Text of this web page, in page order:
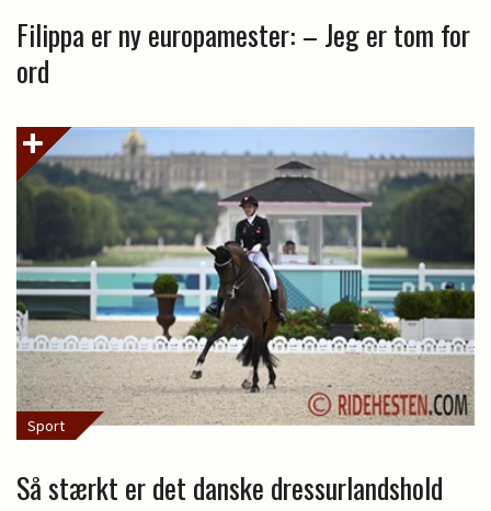
Filippa er ny europamester: – Jeg er tom for
ord
Sport
Så stærkt er det danske dressurlandshold